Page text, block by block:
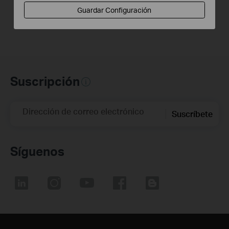
Suscripción
Dirección de correo electrónico Suscríbete
Síguenos
Guardar Configuración